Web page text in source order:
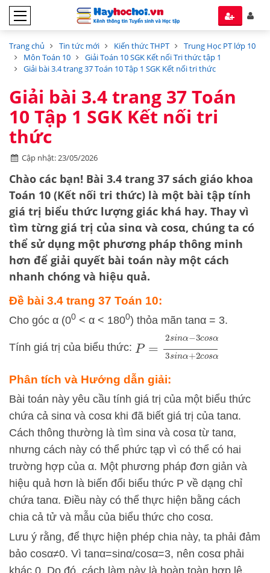
Trang chủ Tin tức mới Kiến thức THPT
Trung Học PT lớp 10
Môn Toán 10
Giải Toán 10 SGK Kết nối Tri thức tập 1
Giải bài 3.4 trang 37 Toán 10 Tập 1 SGK Kết nối tri thức
Giải bài 3.4 trang 37 Toán
10 Tập 1 SGK Kết nối tri
thức
Cập nhật: 23/05/2026
Chào các bạn! Bài 3.4 trang 37 sách giáo khoa
Toán 10 (Kết nối tri thức) là một bài tập tính
giá trị biểu thức lượng giác khá hay. Thay vì
tìm từng giá trị của sinα và cosα, chúng ta có
thể sử dụng một phương pháp thông minh
hơn để giải quyết bài toán này một cách
nhanh chóng và hiệu quả.
Đề bài 3.4 trang 37 Toán 10:
Cho góc α (00 < α < 1800) thỏa mãn tanα = 3.
Tính giá trị của biểu thức: P= sinα−3cos
Phân tích và Hướng dẫn giải:
Bài toán này yêu cầu tính giá trị của một biểu thức
chứa cả sinα và cosα khi đã biết giá trị của tanα.
Cách thông thường là tìm sinα và cosα từ tanα,
nhưng cách này có thể phức tạp vì có thể có hai
trường hợp của α. Một phương pháp đơn giản và
hiệu quả hơn là biến đổi biểu thức P về dạng chỉ
chứa tanα. Điều này có thể thực hiện bằng cách
chia cả tử và mẫu của biểu thức cho cosα.
Lưu ý rằng, để thực hiện phép chia này, ta phải đảm
bảo cosα≠0. Vì tanα=sinα/cosα=3, nên cosα phải